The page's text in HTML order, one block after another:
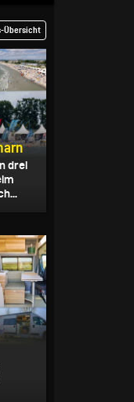
Übersicht
drei